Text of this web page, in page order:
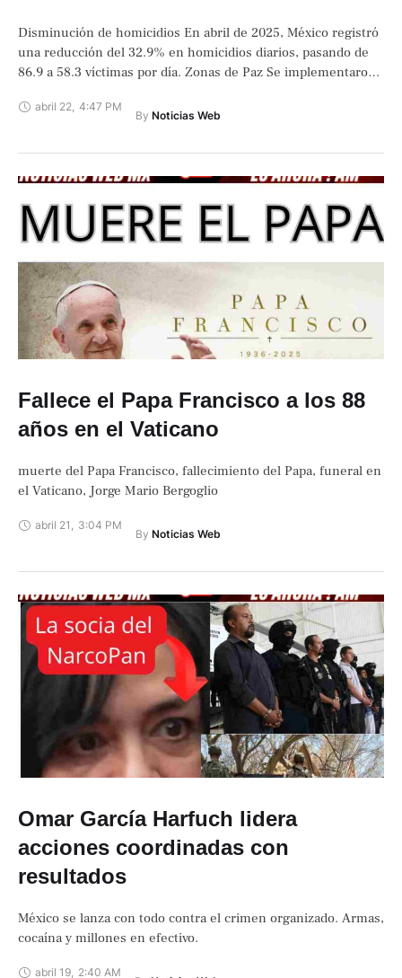
Disminución de homicidios En abril de 2025, México registró
una reducción del 32.9% en homicidios diarios, pasando de
86.9 a 58.3 víctimas por día. Zonas de Paz Se implementaron
abril 22, 4:47 PM
By Noticias Web
Fallece el Papa Francisco a los 88
años en el Vaticano
muerte del Papa Francisco, fallecimiento del Papa, funeral en
el Vaticano, Jorge Mario Bergoglio
abril 21 , 3:04 PM
By Noticias Web
Omar García Harfuch lidera
acciones coordinadas con
resultados
México se lanza con todo contra el crimen organizado. Armas,
cocaína y millones en efectivo.
abril 19, 2:40 AM